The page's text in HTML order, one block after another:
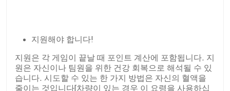
지원해야 합니다!
지원은 각 게임이 끝날 때 포인트 계산에 포함됩니다. 지
원은 자신이나 팀원을 위한 건강 회복으로 해석될 수 있
습니다. 시도할 수 있는 한 가지 방법은 자신의 혈액을
줄이는 것입니다[차량이 있는 경우 이 요령을 사용하십